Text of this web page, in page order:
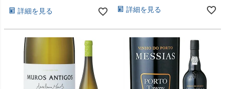
詳細を見る 詳細を見る